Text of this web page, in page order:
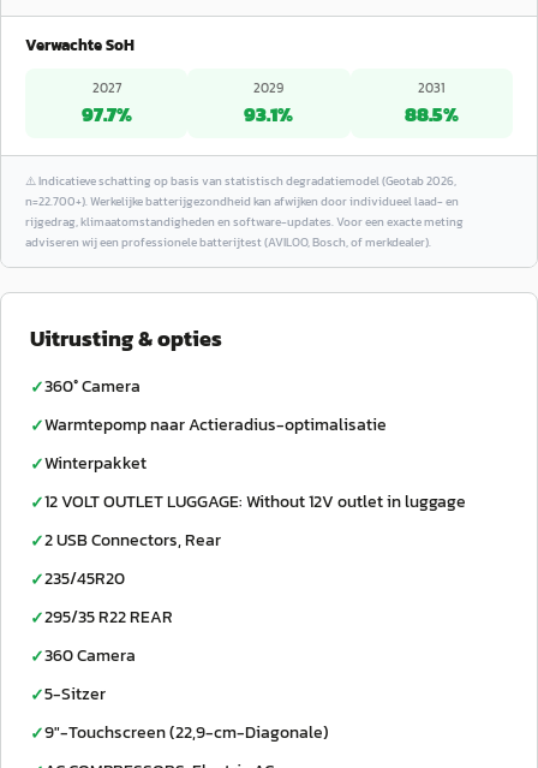
Verwachte SoH
2027
97.7%
2029
93.1%
2031
88.5%
⚠️Indicatieve schatting op basis van statistisch degradatiemodel (Geotab 2026,
n=22.700+). Werkelijke batterijgezondheid kan afwijken door individueel laad- en
rijgedrag, klimaatomstandigheden en software-updates. Voor een exacte meting
adviseren wij een professionele batterijtest (AVILOO, Bosch, of merkdealer).
Uitrusting & opties
✓360° Camera
✓Warmtepomp naar Actieradius-optimalisatie
✓Winterpakket
✓12 VOLT OUTLET LUGGAGE: Without 12V outlet in luggage
✓2 USB Connectors, Rear
✓235/45R20
✓295/35 R22 REAR
✓360 Camera
✓5-Sitzer
✓9"-Touchscreen (22,9-cm-Diagonale)